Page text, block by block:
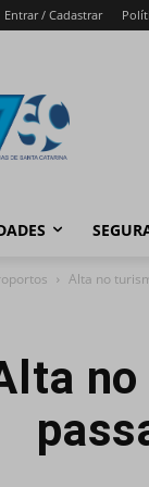
Entrar / Cadastrar
Alta no